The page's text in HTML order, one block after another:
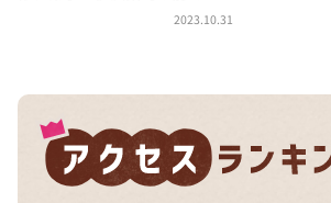
DAIGOも台所 ～きょうの献立 何にす
2023.10.31